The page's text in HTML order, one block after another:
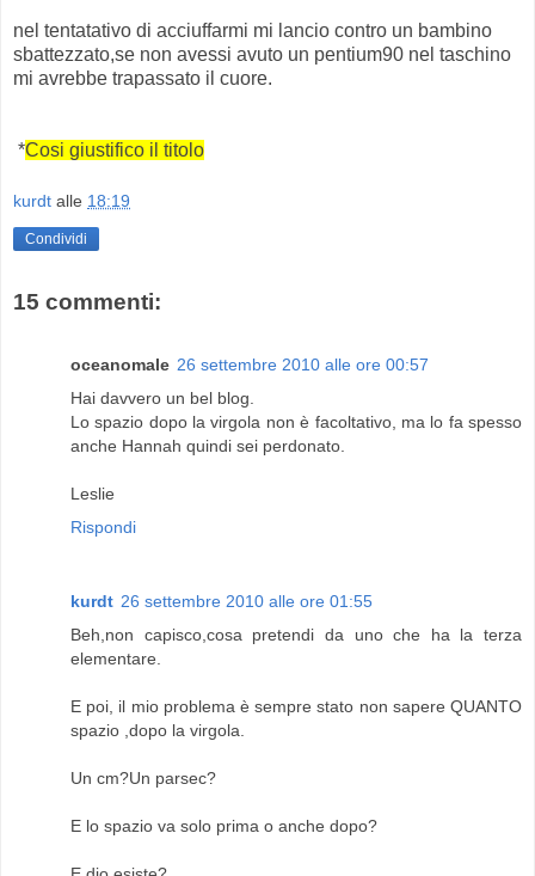
nel tentatativo di acciuffarmi mi lancio contro un bambino
sbattezzato,se non avessi avuto un pentium90 nel taschino
mi avrebbe trapassato il cuore.
*Cosi giustifico il titolo
kurdt alle 18:19
Condividi
15 commenti:
oceanomale 26 settembre 2010 alle ore 00:57
Hai davvero un bel blog.
Lo spazio dopo la virgola non è facoltativo, ma lo fa spesso
anche Hannah quindi sei perdonato.
Leslie
Rispondi
kurdt 26 settembre 2010 alle ore 01:55
Beh,non capisco,cosa pretendi da uno che ha la terza
elementare.
E poi, il mio problema è sempre stato non sapere QUANTO
spazio ,dopo la virgola.
Un cm?Un parsec?
E lo spazio va solo prima o anche dopo?